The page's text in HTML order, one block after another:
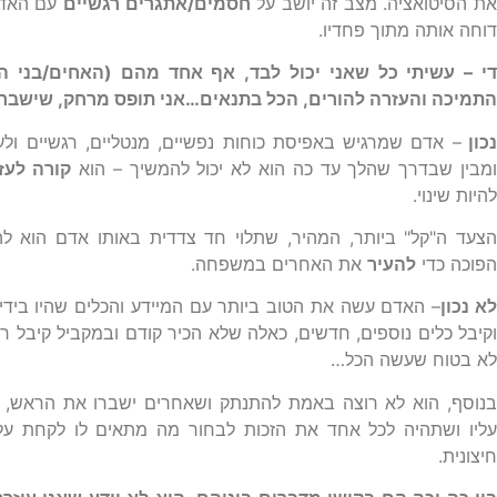
דוחה אותה מתוך פחדיו.
די – עשיתי כל שאני יכול לבד, אף אחד מהם (האחים/
התמיכה והעזרה להורים, הכל בתנאים…אני תופס מרחק,
נכון– אדם שמרגיש באפיסת כוחות נפשיים, מנטליים, רגשיים
ומבין שבדרך שהלך עד כה הוא לא יכול להמשיך – הוא קורה
להיות שינוי.
הפוכה כדי להעיר את האחרים במשפחה.
לא נכון– האדם עשה את הטוב ביותר עם המיידע והכלים שהיו
וקיבל כלים נוספים, חדשים, כאלה שלא הכיר קודם ובמקביל
לא בטוח שעשה הכל…
בנוסף, הוא לא רוצה באמת להתנתק ושאחרים ישברו את
עליו ושתהיה לכל אחד את הזכות לבחור מה מתאים לו לקחת
חיצונית.